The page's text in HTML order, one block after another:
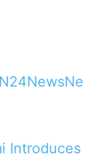
Introduces